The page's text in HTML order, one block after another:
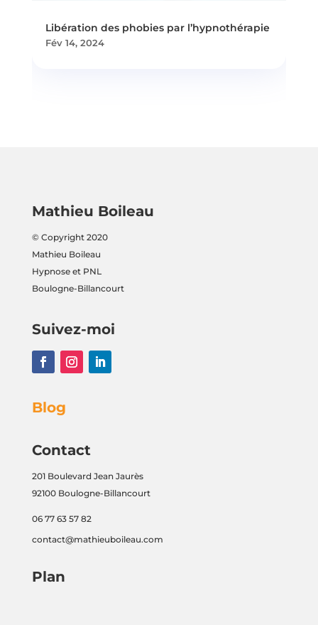
Libération des phobies par l’hypnothérapie
Fév 14, 2024
Mathieu Boileau
© Copyright 2020
Mathieu Boileau
Hypnose et PNL
Boulogne-Billancourt
Suivez-moi
Blog
Contact
201 Boulevard Jean Jaurès
92100 Boulogne-Billancourt
06 77 63 57 82
contact@mathieuboileau.com
Plan